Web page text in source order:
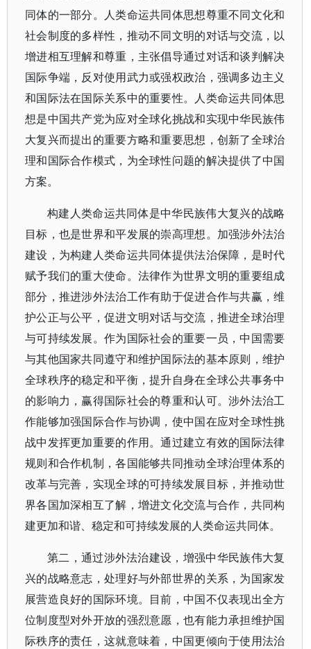
同体的一部分。人类命运共同体思想尊重不同文化和
社会制度的多样性，推动不同文明的对话与交流，以
增进相互理解和尊重，主张倡导通过对话和谈判解决
国际争端，反对使用武力或强权政治，强调多边主义
和国际法在国际关系中的重要性。人类命运共同体思
想是中国共产党为应对全球化挑战和实现中华民族伟
大复兴而提出的重要方略和重要思想，创新了全球治
理和国际合作模式，为全球性问题的解决提供了中国
方案。
构建人类命运共同体是中华民族伟大复兴的战略
目标，也是世界和平发展的崇高理想。加强涉外法治
建设，为构建人类命运共同体提供法治保障，是时代
赋予我们的重大使命。法律作为世界文明的重要组成
部分，推进涉外法治工作有助于促进合作与共赢，维
护公正与公平，促进文明对话与交流，推进全球治理
与可持续发展。作为国际社会的重要一员，中国需要
与其他国家共同遵守和维护国际法的基本原则，维护
全球秩序的稳定和平衡，提升自身在全球公共事务中
的影响力，赢得国际社会的尊重和认可。涉外法治工
作能够加强国际合作与协调，使中国在应对全球性挑
战中发挥更加重要的作用。通过建立有效的国际法律
规则和合作机制，各国能够共同推动全球治理体系的
改革与完善，实现全球的可持续发展目标，并推动世
界各国加深相互了解，增进文化交流与合作，共同构
建更加和谐、稳定和可持续发展的人类命运共同体。
第二，通过涉外法治建设，增强中华民族伟大复
兴的战略意志，处理好与外部世界的关系，为国家发
展营造良好的国际环境。目前，中国不仅表现出全方
位制度型对外开放的强烈意愿，也有能力承担维护国
际秩序的责任，这就意味着，中国更倾向于使用法治